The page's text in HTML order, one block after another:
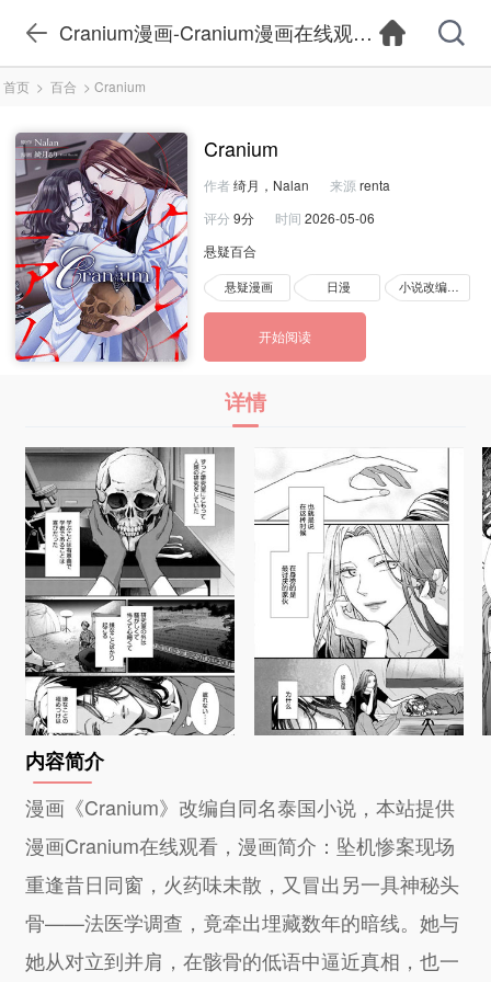
Cranium漫画-Cranium漫画在线观看-Cranium漫
首页 > 百合 > Cranium
Cranium
作者 绮月，Nalan 来源 renta
评分 9分 时间 2026-05-06
悬疑百合
悬疑漫画 日漫 小说改编漫画
开始阅读
详情
内容简介
漫画《Cranium》改编自同名泰国小说，本站提供
漫画Cranium在线观看，漫画简介：坠机惨案现场
重逢昔日同窗，火药味未散，又冒出另一具神秘头
骨——法医学调查，竟牵出埋藏数年的暗线。她与
她从对立到并肩，在骸骨的低语中逼近真相，也一